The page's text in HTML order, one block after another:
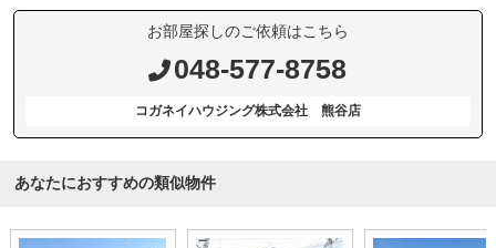
お部屋探しのご依頼はこちら
048-577-8758
コガネイハウジング株式会社 熊谷店
あなたにおすすめの類似物件